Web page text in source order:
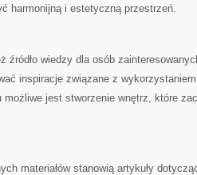
harmonijną i estetyczną przestrzeń.
źródło wiedzy dla osób
inspiracje związane z
możliwe jest stworzenie wnętrz, które
materiałów stanowią artykuły